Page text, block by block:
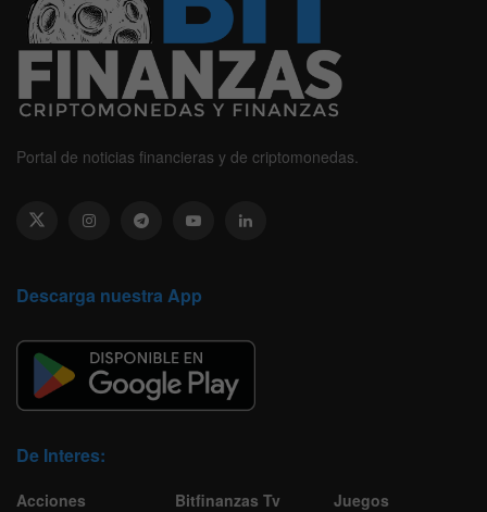
Portal de noticias financieras y de criptomonedas.
Descarga nuestra App
De Interes:
Acciones
Bitfinanzas Tv
Juegos